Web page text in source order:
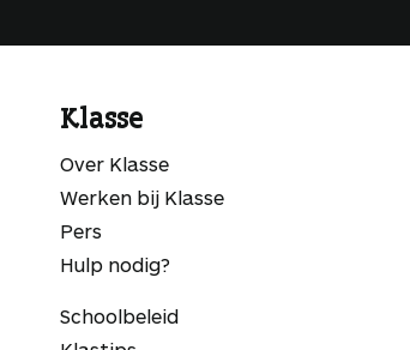
Klasse
Over Klasse
Werken bij Klasse
Pers
Hulp nodig?
Schoolbeleid